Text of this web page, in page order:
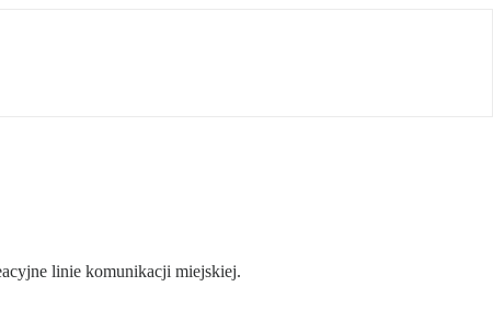
linie komunikacji miejskiej.